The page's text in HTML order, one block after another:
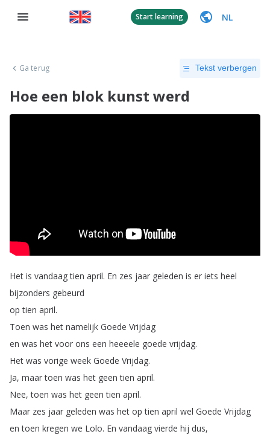
Start learning NL
Ga terug Tekst verbergen
Hoe een blok kunst werd
Het is vandaag tien april. En zes jaar geleden is er iets heel
bijzonders gebeurd
op tien april.
Toen was het namelijk Goede Vrijdag
en was het voor ons een heeeele goede vrijdag.
Het was vorige week Goede Vrijdag.
Ja, maar toen was het geen tien april.
Nee,toen was het geen tien april.
Maar zes jaar geleden was het op tien april wel Goede Vrijdag
en toen kregen we Lolo. En vandaag vierde hij dus,